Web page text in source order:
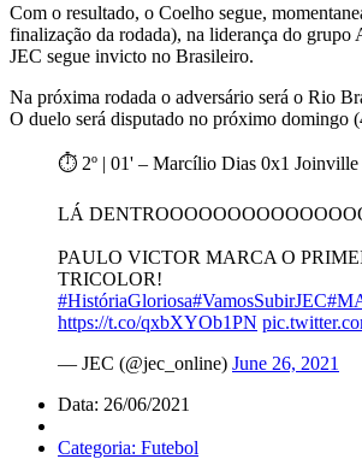
Com o resultado, o Coelho segue,
finalização da rodada), na liderança do grupo
JEC segue invicto no Brasileiro.
Na próxima rodada o adversário será o Rio
O duelo será disputado no próximo domingo
⏱️ 2º | 01' – Marcílio Dias 0x1 Joinville
LÁ
PAULO VICTOR MARCA O
TRICOLOR!
#HistóriaGloriosa#VamosSubirJEC
https://t.co/qxbXYOb1PN
— JEC (@jec_online) June 26, 2021
Data: 26/06/2021
Categoria: Futebol